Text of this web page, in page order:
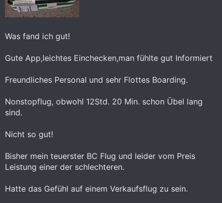
Was fand ich gut!
Gute App,leichtes Einchecken,man fühlte gut Informiert
Freundliches Personal und sehr Flottes Boarding.
Nonstopflug, obwohl 12Std. 20 Min. schon Übel lang
sind.
Nicht so gut!
Bisher mein teuerster BC Flug und leider vom Preis
Leistung einer der schlechteren.
Hatte das Gefühl auf einem Verkaufsflug zu sein.